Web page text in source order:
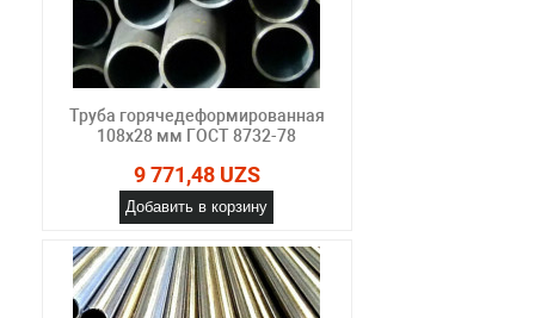
Труба горячедеформированная
108х28 мм ГОСТ 8732-78
9 771,48 UZS
Добавить в корзину